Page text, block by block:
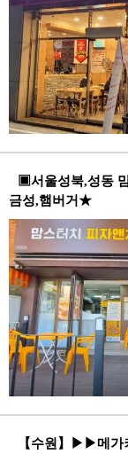
▣서울성북,성동
금성,햄버거★
【수원】▶▶메가